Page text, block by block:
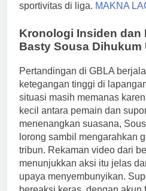
sportivitas di liga. MAKNA
Kronologi Insiden dan
Basty Sousa Dihukum
Pertandingan di GBLA
ketegangan tinggi di
situasi masih memanas
kecil antara pemain dan
menenangkan suasana,
lorong sambil mengarahkan
tribun. Rekaman video dari
menunjukkan aksi itu jelas
upaya menyembunyikan.